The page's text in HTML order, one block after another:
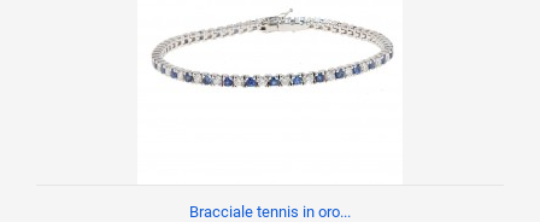
Bracciale tennis in oro...